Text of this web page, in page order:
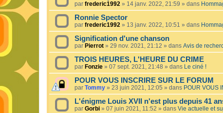
par frederic1992 » 14 janv. 2022, 21:59 » dans
Ronnie Spector
par frederic1992 » 13 janv. 2022, 10:51 » dans
Signification d'une chanson
par Pierrot » 29 nov. 2021, 21:12 » dans Avis de
TROIS HEURES, L'HEURE DU CRIME
par Fonzie » 07 sept. 2021, 21:48 » dans Le ciné !
POUR VOUS INSCRIRE SUR LE FORUM
par Tommy » 23 juin 2021, 12:05 » dans POUR VOUS
L'énigme Louis XVII n'est plus depuis 41
par Gorbi » 07 juin 2021, 11:52 » dans Vie actuelle et